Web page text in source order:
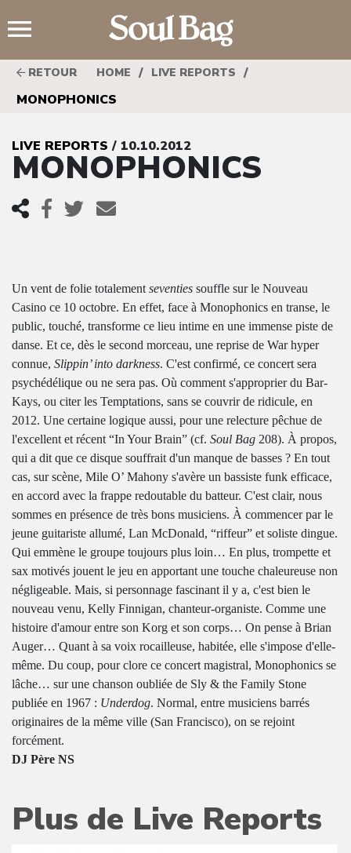
RETOUR HOME / LIVE REPORTS /
MONOPHONICS
LIVE REPORTS / 10.10.2012
MONOPHONICS
Un vent de folie totalement seventies souffle sur le Nouveau
Casino ce 10 octobre. En effet, face à Monophonics en transe, le
public, touché, transforme ce lieu intime en une immense piste de
danse. Et ce, dès le second morceau, une reprise de War hyper
connue, Slippin’ into darkness. C'est confirmé, ce concert sera
psychédélique ou ne sera pas. Où comment s'approprier du Bar-
Kays, ou citer les Temptations, sans se couvrir de ridicule, en
2012. Une certaine logique aussi, pour une relecture pêchue de
l'excellent et récent “In Your Brain” (cf. Soul Bag 208). À propos,
qui a dit que ce disque souffrait d'un manque de basses ? En tout
cas, sur scène, Mile O’ Mahony s'avère un bassiste funk efficace,
en accord avec la frappe redoutable du batteur. C'est clair, nous
sommes en présence de très bons musiciens. À commencer par le
jeune guitariste allumé, Lan McDonald, “riffeur” et soliste dingue.
Qui emmène le groupe toujours plus loin… En plus, trompette et
sax motivés jouent le jeu en apportant une touche chaleureuse non
négligeable. Mais, si personnage fascinant il y a, c'est bien le
nouveau venu, Kelly Finnigan, chanteur-organiste. Comme une
histoire d'amour entre son Korg et son corps… On pense à Brian
Auger… Quant à sa voix rocailleuse, habitée, elle s'impose d'elle-
même. Du coup, pour clore ce concert magistral, Monophonics se
lâche… sur une chanson oubliée de Sly & the Family Stone
publiée en 1967 : Underdog. Normal, entre musiciens barrés
originaires de la même ville (San Francisco), on se rejoint
forcément.
DJ Père NS
Plus de Live Reports